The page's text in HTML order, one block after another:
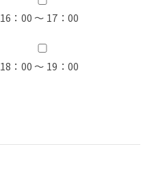
16：00 ～ 17：00
18：00 ～ 19：00